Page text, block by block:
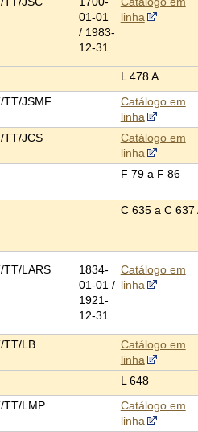
01-01
/ 1983-
12-31
linha
L 478 A
TT/JSMF
Catálogo em
linha
TT/JCS
Catálogo em
linha
F 79 a F 86
C 635 a C 637
TT/LARS
1834-
01-01 /
1921-
12-31
Catálogo em
linha
TT/LB
Catálogo em
linha
L 648
TT/LMP
Catálogo em
linha